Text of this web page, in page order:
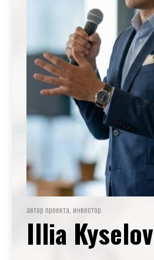
автор проекта, инвестор
Illia Kyselov